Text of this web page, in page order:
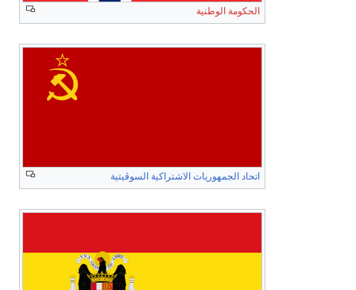
الحكومة الوطنية
اتحاد الجمهوريات الاشتراكية السوڤيتية